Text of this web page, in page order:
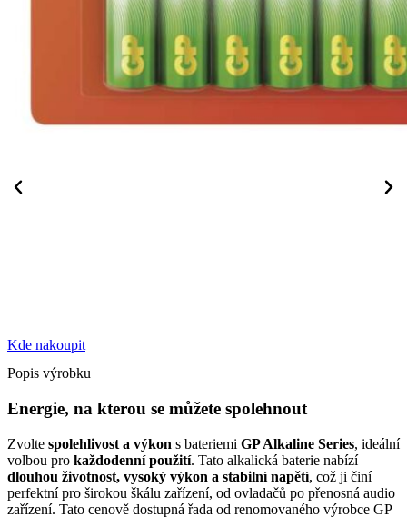
Kde nakoupit
Popis výrobku
Energie, na kterou se můžete spolehnout
Zvolte spolehlivost a výkon s bateriemi GP Alkaline Series, ideální
volbou pro každodenní použití. Tato alkalická baterie nabízí
dlouhou životnost, vysoký výkon a stabilní napětí, což ji činí
perfektní pro širokou škálu zařízení, od ovladačů po přenosná audio
zařízení. Tato cenově dostupná řada od renomovaného výrobce GP